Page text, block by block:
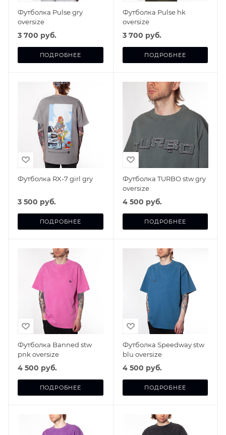
Футболка Pulse gry
oversize
3 700 руб.
ПОДРОБНЕЕ
Футболка Pulse hk
oversize
3 700 руб.
ПОДРОБНЕЕ
Футболка RX-7 girl gry
3 500 руб.
ПОДРОБНЕЕ
Футболка TURBO stw gry
oversize
4 500 руб.
ПОДРОБНЕЕ
Футболка Banned stw
pnk oversize
4 500 руб.
ПОДРОБНЕЕ
Футболка Speedway stw
blu oversize
4 500 руб.
ПОДРОБНЕЕ